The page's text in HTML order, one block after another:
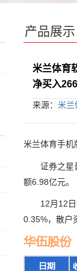
产品展示
米兰体育
净买入
来源： 米兰
米兰体育手机
证券之星音
额6.98亿元。
12月12日的
0.35%，散户